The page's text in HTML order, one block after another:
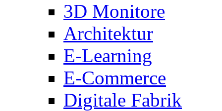
3D Monitore
Architektur
E-Learning
E-Commerce
Digitale Fabrik